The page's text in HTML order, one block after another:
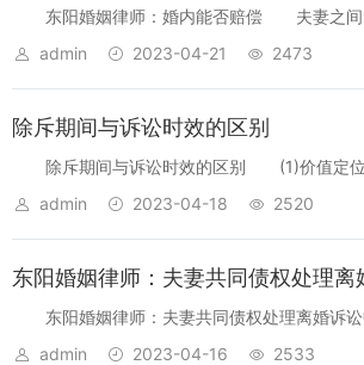
东阳婚姻律师：婚内能否赔偿 夫妻之间
一方在婚姻关系存续期间侵犯对方的人身、财
admin 2023-04-21 2473
除斥期间与诉讼时效的区别
除斥期间与诉讼时效的区别 (1)价值定位
范功能旨在维持原事实状态，限制原事实状态
admin 2023-04-18 2520
东阳婚姻律师：夫妻共同债权处理离婚诉讼
策 一，夫妻共同债权的特点。 债权与债务
admin 2023-04-16 2533